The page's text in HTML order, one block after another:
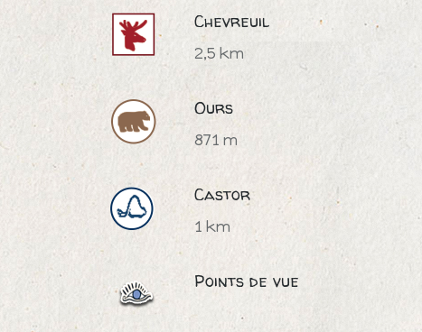
Chevreuil
2,5 km
Ours
871 m
Castor
1 km
Points de vue